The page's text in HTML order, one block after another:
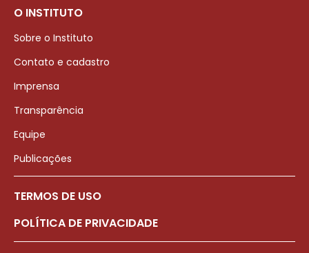
O INSTITUTO
Sobre o Instituto
Contato e cadastro
Imprensa
Transparência
Equipe
Publicações
TERMOS DE USO
POLÍTICA DE PRIVACIDADE